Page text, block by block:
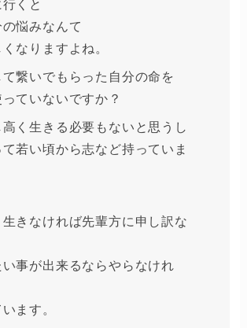
くと
悩みなんて
なりますよね。
繋いでもらった自分の命を
ていないですか？
高く生きる必要もないと思うし
若い頃から志など持っていま
生きなければ先輩方に申し訳な
い事が出来るならやらなけれ
ます。